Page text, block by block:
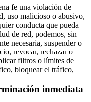
fe una violación de
uso malicioso o abusivo,
conducta que pueda
de red, podemos, sin
necesaria, suspender o
revocar, rechazar o
filtros o límites de
bloquear el tráfico,
inmediata